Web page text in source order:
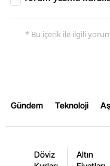
* Bu içerik ile ilgili
Gündem Teknoloji
Döviz
Altın